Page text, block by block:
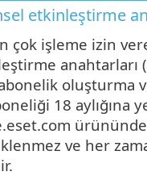
etkinleştirme
çok işleme izin
anahtarları
oluşturma
18 aylığına
ürününde
ve her